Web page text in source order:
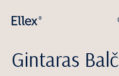
Gintaras